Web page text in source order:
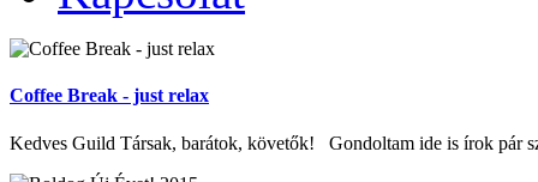
Coffee Break - just relax
Kedves Guild Társak, barátok, követők! Gondoltam ide is írok pár